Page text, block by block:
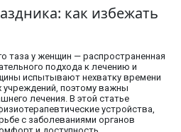
как избежать
таза у женщин — распространенная
подхода к лечению и
испытывают нехватку времени
учреждений, поэтому важны
лечения. В этой статье
устройства,
с заболеваниями органов